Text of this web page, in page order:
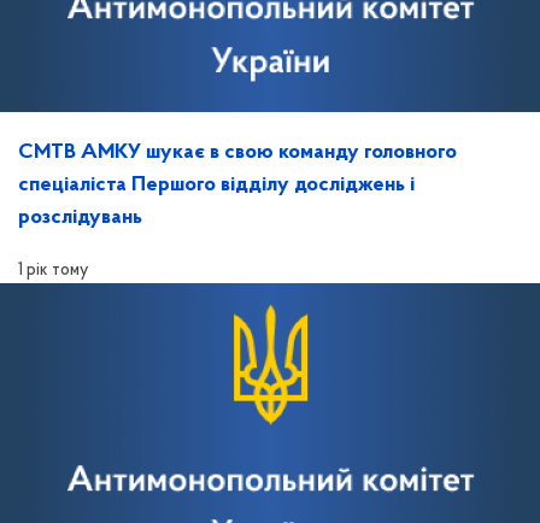
СМТВ АМКУ шукає в свою команду головного
спеціаліста Першого відділу досліджень і
розслідувань
1 рік тому